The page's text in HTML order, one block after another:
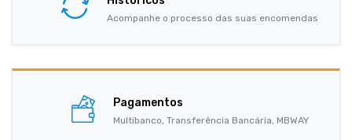
Acompanhe o processo das suas encomendas
Pagamentos
Multibanco, Transferência Bancária, MBWAY